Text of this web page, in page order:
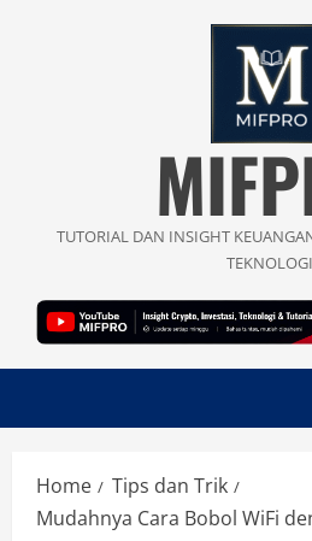
TUTORIAL DAN INSIGHT
TEKNOLOGI
Home
Tips dan Trik
Mudahnya Cara Bobol WiFi